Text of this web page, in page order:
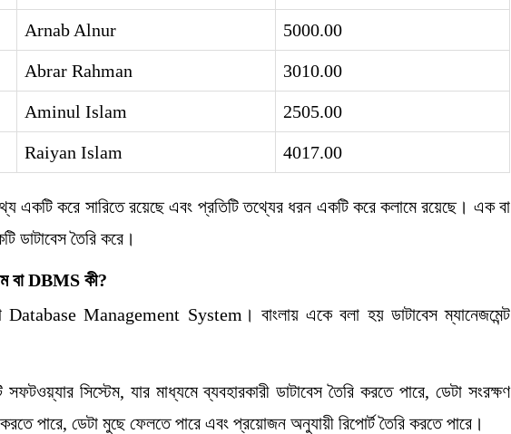
Arnab Alnur 5000.00
Abrar Rahman 3010.00
Aminul Islam 2505.00
Raiyan Islam 4017.00
একটি করে সারিতে রয়েছে এবং প্রতিটি তথ্যের ধরন একটি করে কলামে রয়েছে। এক বা
ডাটাবেস তৈরি করে।
বাDBMS কী?
Management System। বাংলায় একে বলা হয় ডাটাবেস ম্যানেজমেন্ট
সিস্টেম, যার মাধ্যমে ব্যবহারকারী ডাটাবেস তৈরি করতে পারে, ডেটা সংরক্ষণ
পারে, ডেটা মুছে ফেলতে পারে এবং প্রয়োজন অনুযায়ী রিপোর্ট তৈরি করতে পারে।